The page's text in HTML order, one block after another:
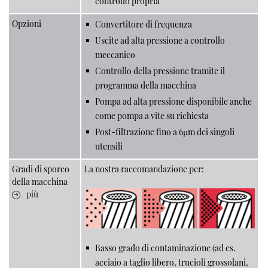
Opzioni
Convertitore di frequenza
Uscite ad alta pressione a controllo
meccanico
Controllo della pressione tramite il
programma della macchina
Pompa ad alta pressione disponibile anche
come pompa a vite su richiesta
Post-filtrazione fino a 6µm dei singoli
utensili
Gradi di sporco
della macchina
più
La nostra raccomandazione per:
Basso grado di contaminazione (ad es.
acciaio a taglio libero, trucioli grossolani,